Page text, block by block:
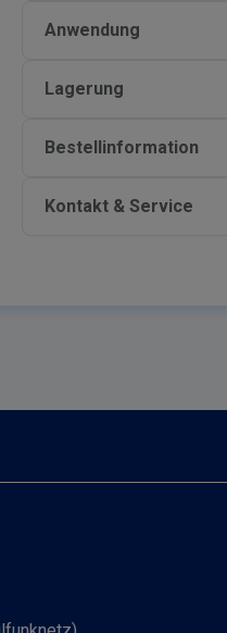
Anwendung
Lagerung
Bestellinformation
Kontakt & Service